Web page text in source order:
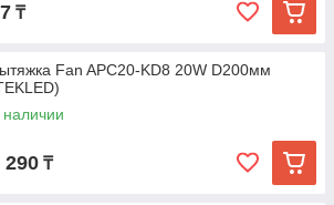
₸
Fan APC20-KD8 20W D200мм
наличии
290 ₸